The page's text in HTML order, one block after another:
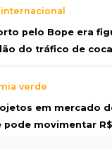
pelo Bope era
do tráfico de
verde
em mercado
pode movimentar R$